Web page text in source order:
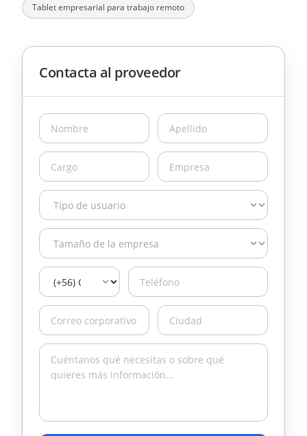
Tablet empresarial para trabajo remoto
Contacta al proveedor